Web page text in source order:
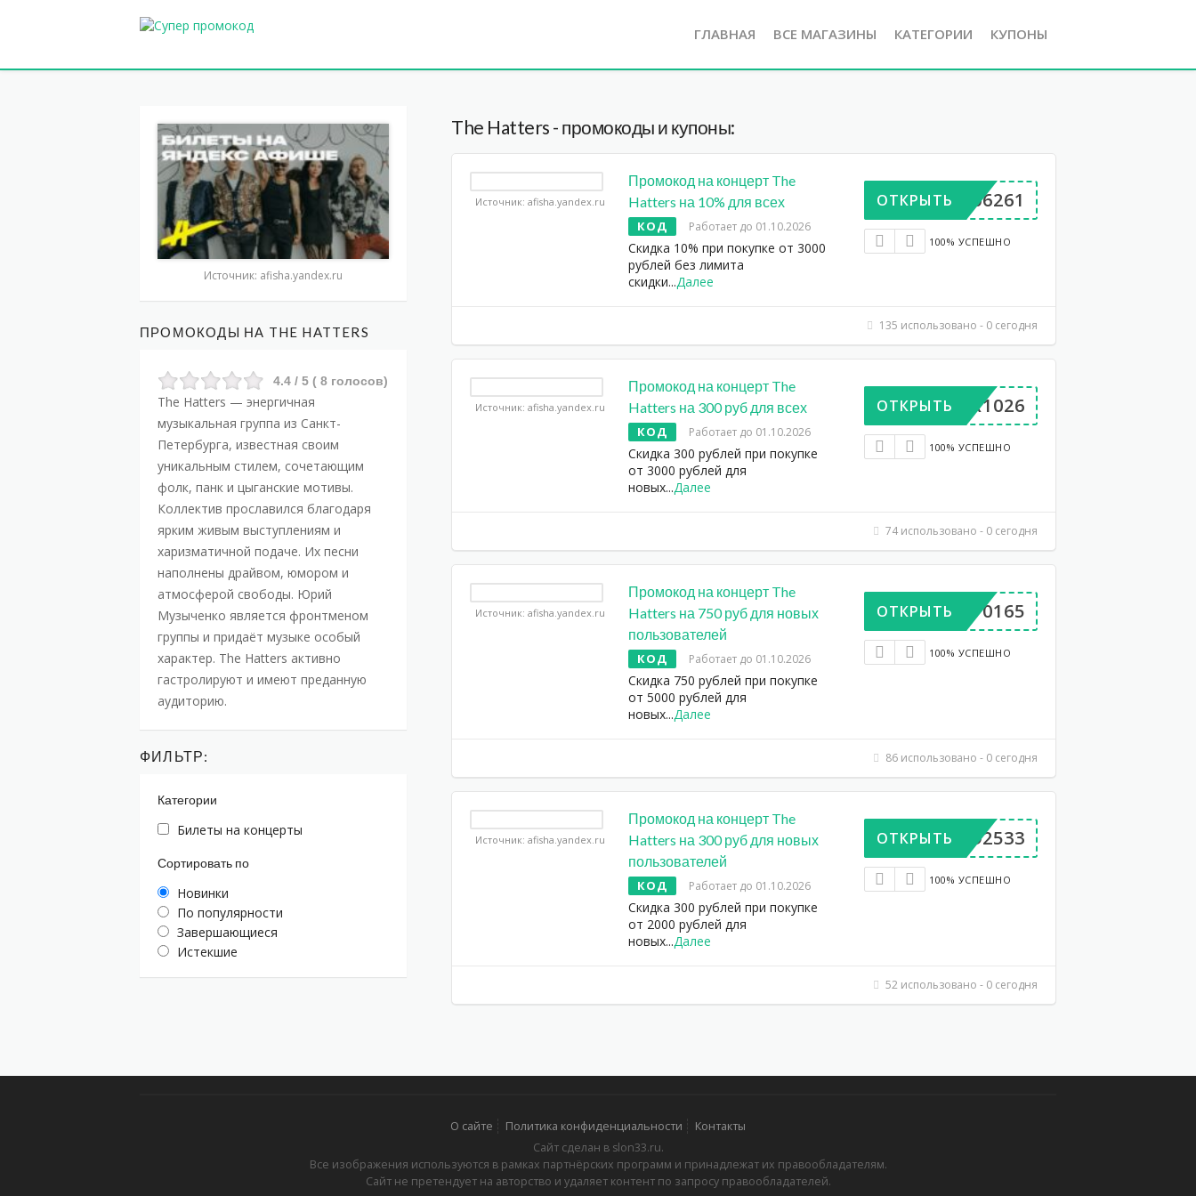
ГЛАВНАЯ ВСЕ МАГАЗИНЫ КАТЕГОРИИ КУПОНЫ
The Hatters - промокоды и купоны:
Источник: afisha.yandex.ru
Промокод на концерт The
Hatters на 10% для всех
КОД Работает до 01.10.2026
Скидка 10% при покупке от 3000
рублей без лимита
скидки...Далее
BP906261
ОТКРЫТЬ
100% УСПЕШНО
135 использовано - 0 сегодня
Источник: afisha.yandex.ru
Промокод на концерт The
Hatters на 300 руб для всех
КОД Работает до 01.10.2026
Скидка 300 рублей при покупке
от 3000 рублей для
новых...Далее
UPER1026
ОТКРЫТЬ
100% УСПЕШНО
74 использовано - 0 сегодня
Источник: afisha.yandex.ru
Промокод на концерт The
Hatters на 750 руб для новых
пользователей
КОД Работает до 01.10.2026
Скидка 750 рублей при покупке
от 5000 рублей для
новых...Далее
DP570165
ОТКРЫТЬ
100% УСПЕШНО
86 использовано - 0 сегодня
Источник: afisha.yandex.ru
Промокод на концерт The
Hatters на 300 руб для новых
пользователей
КОД Работает до 01.10.2026
Скидка 300 рублей при покупке
от 2000 рублей для
новых...Далее
DV792533
ОТКРЫТЬ
100% УСПЕШНО
52 использовано - 0 сегодня
Источник: afisha.yandex.ru
ПРОМОКОДЫ НА THE HATTERS
4.4 / 5 ( 8 голосов)
The Hatters — энергичная
музыкальная группа из Санкт-
Петербурга, известная своим
уникальным стилем, сочетающим
фолк, панк и цыганские мотивы.
Коллектив прославился благодаря
ярким живым выступлениям и
харизматичной подаче. Их песни
наполнены драйвом, юмором и
атмосферой свободы. Юрий
Музыченко является фронтменом
группы и придаёт музыке особый
характер. The Hatters активно
гастролируют и имеют преданную
аудиторию.
ФИЛЬТР:
Категории
Билеты на концерты
Сортировать по
Новинки
По популярности
Завершающиеся
Истекшие
О сайте Политика конфиденциальности
Контакты
Сайт сделан в slon33.ru.
Все изображения используются в рамках партнёрских программ и принадлежат их правообладателям.
Сайт не претендует на авторство и удаляет контент по запросу правообладателей.